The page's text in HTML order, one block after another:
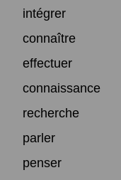
intégrer
connaître
effectuer
connaissance
recherche
parler
penser